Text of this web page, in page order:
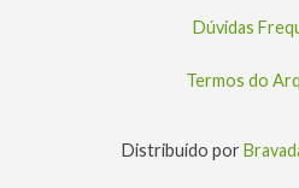
Dúvidas
Termos do
Distribuído por